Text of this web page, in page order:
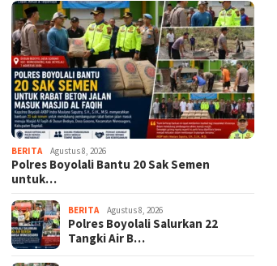
BERITA Agustus 8, 2026
Polres Boyolali Bantu 20 Sak Semen
untuk…
BERITA Agustus 8, 2026
Polres Boyolali Salurkan 22
Tangki Air B…